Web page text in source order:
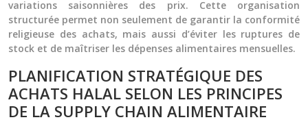
variations saisonnières des prix. Cette organisation
structurée permet non seulement de garantir la conformité
religieuse des achats, mais aussi d’éviter les ruptures de
stock et de maîtriser les dépenses alimentaires mensuelles.
PLANIFICATION STRATÉGIQUE DES
ACHATS HALAL SELON LES PRINCIPES
DE LA SUPPLY CHAIN ALIMENTAIRE